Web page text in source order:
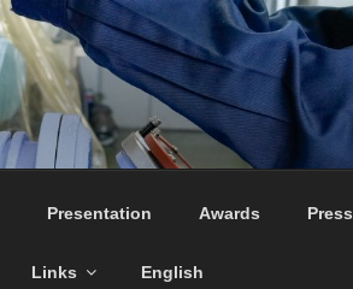
Presentation Awards
Links English